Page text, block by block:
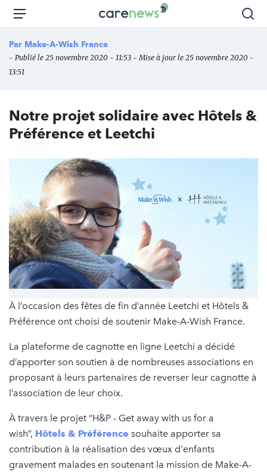
Aller
principal
Carenews,
des
Menu
Par Make-A-Wish France
- Publié le 25 novembre 2020 - 11:53 - Mise à jour le 25 novembre 2020 -
13:51
Notre projet solidaire avec Hôtels &
Préférence et Leetchi
À l’occasion des fêtes de fin d’année Leetchi et Hôtels &
Préférence ont choisi de soutenir Make-A-Wish France.
La plateforme de cagnotte en ligne Leetchi a décidé
d’apporter son soutien à de nombreuses associations en
proposant à leurs partenaires de reverser leur cagnotte à
l’association de leur choix.
À travers le projet “H&P - Get away with us for a
wish”, Hôtels & Préférence souhaite apporter sa
contribution à la réalisation des vœux d'enfants
gravement malades en soutenant la mission de Make-A-